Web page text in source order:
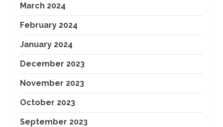
March 2024
February 2024
January 2024
December 2023
November 2023
October 2023
September 2023